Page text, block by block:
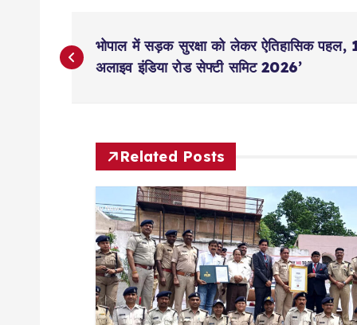
P
o
भोपाल में सड़क सुरक्षा को लेकर ऐतिहासिक पहल,
अलाइव इंडिया रोड सेफ्टी समिट 2026’
Related Posts